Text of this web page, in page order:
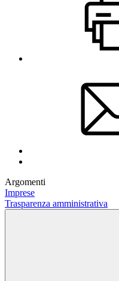
Argomenti
Imprese
Trasparenza amministrativa